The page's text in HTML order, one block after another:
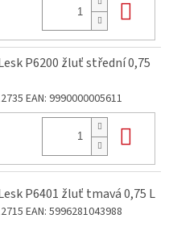
P6200 žluť střední 0,75
EAN: 9990000005611
P6401 žluť tmavá 0,75 L
EAN: 5996281043988